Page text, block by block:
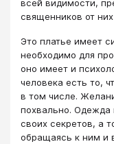
всей видимости,
священников от
Это платье имеет
необходимо для
оно имеет и
человека есть то,
в том числе.
похвально. Одежда
своих секретов, а
обращаясь к ним и